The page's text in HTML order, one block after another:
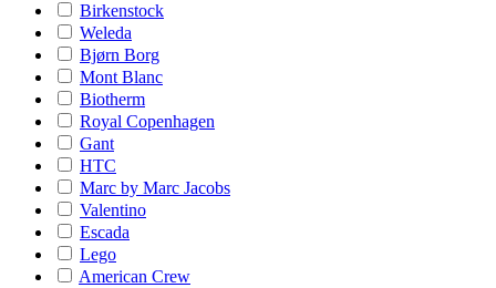
Birkenstock
Weleda
Bjørn Borg
Mont Blanc
Biotherm
Royal Copenhagen
Gant
HTC
Marc by Marc Jacobs
Valentino
Escada
Lego
American Crew